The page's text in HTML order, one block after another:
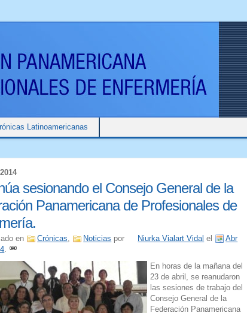
Latinoamericanas
sesionando el Consejo General de la
Panamericana de Profesionales de
en Crónicas, Noticias por Niurka Vialart Vidal el
Abr
.
En horas de la mañana del
23 de abril, se reanudaron
las sesiones de trabajo del
Consejo General de la
Federación Panamericana